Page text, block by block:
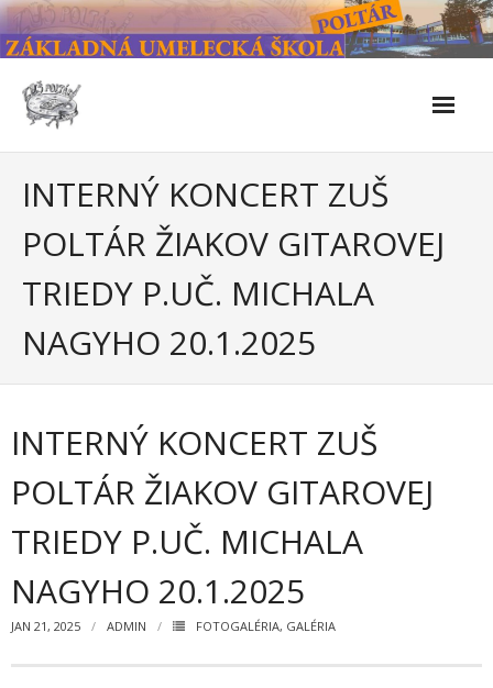
Skip
to
content
- Súčasnosť
- KULTÚRNO-SPOLOČENSKÉ PODUJATIA 2024/2025
Zamestnanci
- Vedenie školy
- Pedagogickí zamestnanci
- Nepedagogickí zamestnanci
INTERNÝ KONCERT ZUŠ
POLTÁR ŽIAKOV GITAROVEJ
TRIEDY P.UČ. MICHALA
NAGYHO 20.1.2025
INTERNÝ KONCERT ZUŠ
POLTÁR ŽIAKOV GITAROVEJ
TRIEDY P.UČ. MICHALA
NAGYHO 20.1.2025
JAN 21, 2025 ADMIN FOTOGALÉRIA, GALÉRIA